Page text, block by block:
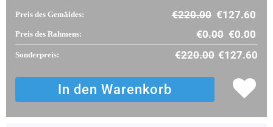
Preis des Gemäldes: €220.00 €127.60
Preis des Rahmens: €0.00 €0.00
Sonderpreis: €220.00 €127.60